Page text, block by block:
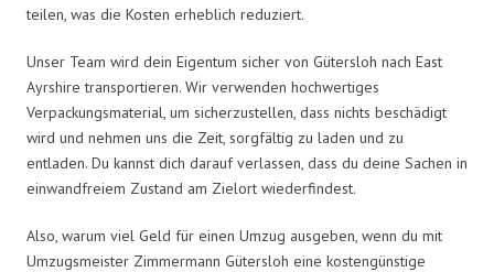
teilen, was die Kosten erheblich reduziert.
Unser Team wird dein Eigentum sicher von Gütersloh nach East
Ayrshire transportieren. Wir verwenden hochwertiges
Verpackungsmaterial, um sicherzustellen, dass nichts beschädigt
wird und nehmen uns die Zeit, sorgfältig zu laden und zu
entladen. Du kannst dich darauf verlassen, dass du deine Sachen in
einwandfreiem Zustand am Zielort wiederfindest.
Also, warum viel Geld für einen Umzug ausgeben, wenn du mit
Umzugsmeister Zimmermann Gütersloh eine kostengünstige